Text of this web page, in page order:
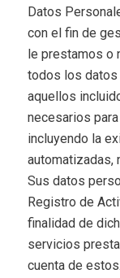
Datos
con el fin de
le prestamos o
todos los datos
aquellos
necesarios
incluyendo la
automatizadas,
Sus datos
Registro de
finalidad de
servicios
cuenta de